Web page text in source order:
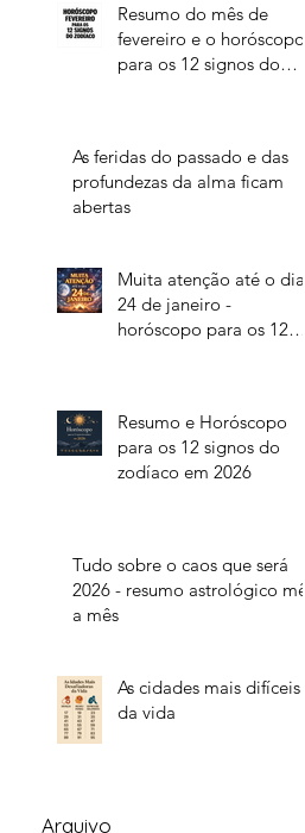
Resumo do mês de
fevereiro e o horóscopo
para os 12 signos do
As feridas do passado e das
profundezas da alma ficam
abertas
Muita atenção até o dia
24 de janeiro -
horóscopo para os 12
Resumo e Horóscopo
para os 12 signos do
zodíaco em 2026
Tudo sobre o caos que será
2026 - resumo astrológico mês
a mês
As cidades mais difíceis
da vida
Arquivo